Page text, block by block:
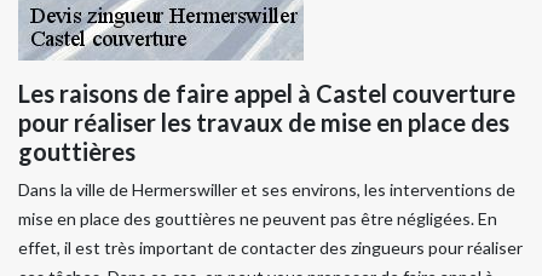
Les raisons de faire appel à Castel couverture
pour réaliser les travaux de mise en place des
gouttières
Dans la ville de Hermerswiller et ses environs, les interventions de
mise en place des gouttières ne peuvent pas être négligées. En
effet, il est très important de contacter des zingueurs pour réaliser